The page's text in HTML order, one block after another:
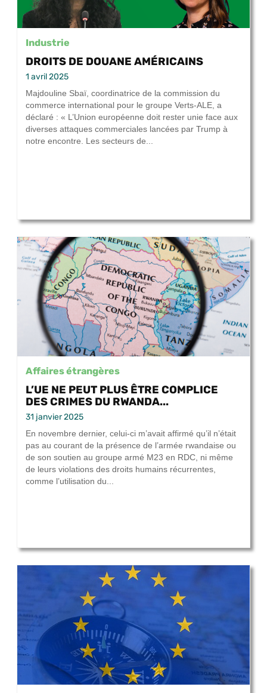
Industrie
DROITS DE DOUANE AMÉRICAINS
1 avril 2025
Majdouline Sbaï, coordinatrice de la commission du
commerce international pour le groupe Verts-ALE, a
déclaré : « L’Union européenne doit rester unie face aux
diverses attaques commerciales lancées par Trump à
notre encontre. Les secteurs de...
Affaires étrangères
L’UE NE PEUT PLUS ÊTRE COMPLICE
DES CRIMES DU RWANDA...
31 janvier 2025
En novembre dernier, celui-ci m’avait affirmé qu’il n’était
pas au courant de la présence de l’armée rwandaise ou
de son soutien au groupe armé M23 en RDC, ni même
de leurs violations des droits humains récurrentes,
comme l’utilisation du...